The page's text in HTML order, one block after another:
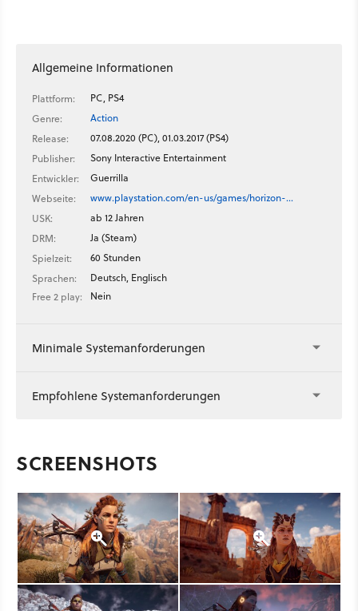
Allgemeine Informationen
Plattform:
PC, PS4
Genre:
Action
Release:
07.08.2020 (PC), 01.03.2017 (PS4)
Publisher:
Sony Interactive Entertainment
Entwickler:
Guerrilla
Webseite:
www.playstation.com/en-us/games/horizon-…
USK:
ab 12 Jahren
DRM:
Ja (Steam)
Spielzeit:
60 Stunden
Sprachen:
Deutsch, Englisch
Free 2 play:
Nein
Minimale Systemanforderungen
Empfohlene Systemanforderungen
SCREENSHOTS